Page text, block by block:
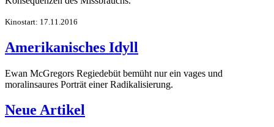
Kinostart: 17.11.2016
Amerikanisches Idyll
Ewan McGregors Regiedebüt bemüht nur ein vages und
moralinsaures Porträt einer Radikalisierung.
Neue Artikel